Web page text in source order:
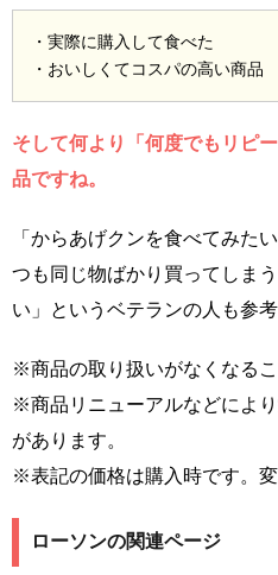
・実際に購入して食べた
・おいしくてコスパの高い商品
そして何より「何度でもリピ
品ですね。
「からあげクンを食べてみた
つも同じ物ばかり買ってしま
い」というベテランの人も参
※商品の取り扱いがなくなるこ
※商品リニューアルなどによ
があります。
※表記の価格は購入時です。変
ローソンの関連ページ